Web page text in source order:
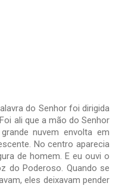
do Senhor foi dirigida
ali que a mão do Senhor
nuvem envolta em
No centro aparecia
de homem. E eu ouvi o
do Poderoso. Quando se
eles deixavam pender